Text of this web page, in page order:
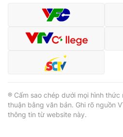
® Cấm sao chép dưới mọi hình
thuận bằng văn bản. Ghi rõ nguồn
thông tin từ website này.